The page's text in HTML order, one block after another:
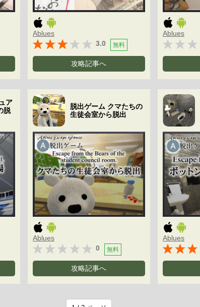
Ablues
3.0
無料
攻略記事へ
Ablues
ア
脱
脱出ゲーム クマたちの
生徒会室から脱出
Ablues
0
無料
攻略記事へ
Ablues